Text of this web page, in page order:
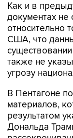
Как и в
документах
относительно
США, что
также не
угрозу
В Пентагоне
материалов,
результатом
Дональда